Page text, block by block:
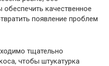
качественное
появление проблем
тщательно
чтобы штукатурка